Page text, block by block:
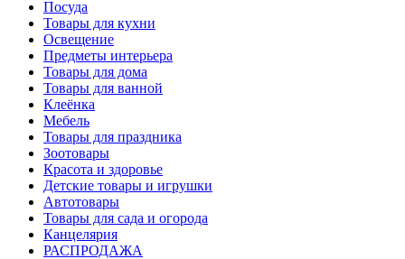
Посуда
Товары для кухни
Освещение
Предметы интерьера
Товары для дома
Товары для ванной
Клеёнка
Мебель
Товары для праздника
Зоотовары
Красота и здоровье
Детские товары и игрушки
Автотовары
Товары для сада и огорода
Канцелярия
РАСПРОДАЖА